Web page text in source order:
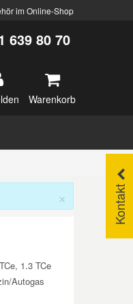
im Online-Shop
639 80 70
Warenkorb
Kontakt
×
1.3 TCe
Autogas